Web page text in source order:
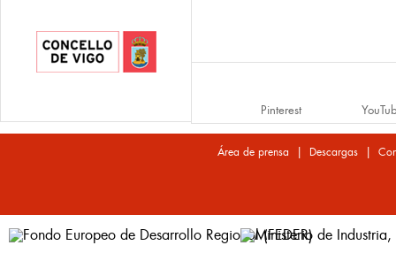
Pinterest
Área de prensa | Descargas |